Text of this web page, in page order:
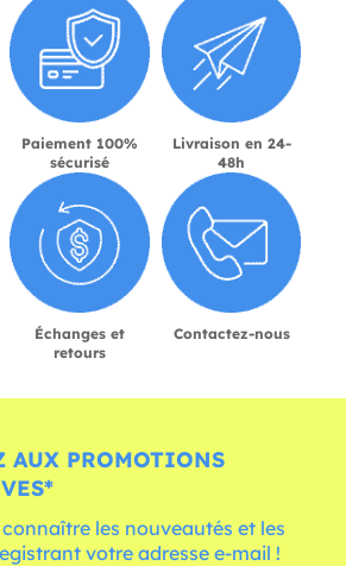
Paiement 100%
sécurisé
Livraison en 24-
48h
Échanges et
retours
Contactez-nous
AUX PROMOTIONS
les nouveautés et les
votre adresse e-mail !